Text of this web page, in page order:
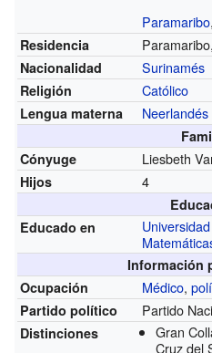
Paramaribo
Residencia
Nacionalidad Surinamés
Religión Católico
Lengua materna Neerlandés
Cónyuge
Liesbeth
Hijos 4
Educado en
Información
Ocupación
Médico,
Partido político Partido
Distinciones
Gran
Cruz del